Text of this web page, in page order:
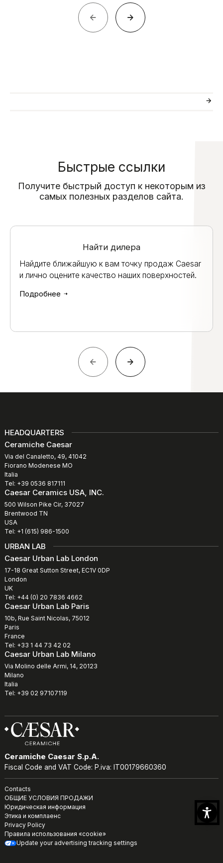
Быстрые ссылки
Получите быстрый доступ к некоторым из
самых полезных разделов сайта.
Найти дилера
Найдите ближайшую к вам точку продаж Caesar
и лично оцените качество наших поверхностей.
Подробнее
HEADQUARTERS
Ceramiche Caesar
Via del Canaletto, 49, 41042
Fiorano Modenese MO
Italia
Tel: +39 0536 817111
Caesar Ceramics USA, INC.
500 Wilson Pike Cir, 37027
Brentwood TN
USA
Tel: +1 (615) 986-1500
URBAN LAB
Caesar Urban Lab London
17-18 Great Sutton Street, EC1V 0DP
London
UK
Tel: +44 (0) 20 7836 4662
Caesar Urban Lab Paris
10b, Rue Saint Nicolas, 75012
Paris
France
Tel: +33 1 44 73 42 02
Caesar Urban Lab Milano
Via Molino delle Armi, 14, 20123
Milano
Italia
Tel: +39 02 97107119
Ceramiche Caesar S.p.A.
Fiscal Code and VAT Code: P.iva: IT00179660360
Contacts
ОБЩИЕ УСЛОВИЯ ПРОДАЖИ
Юридическая информация
Этика и комплаенс
Privacy Policy
Правила использования «cookie»
Update your advertising tracking settings